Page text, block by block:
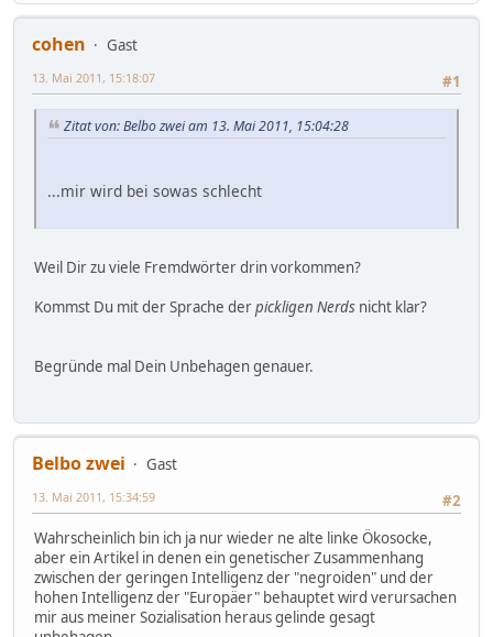
cohen
Gast
#1
13. Mai 2011, 15:18:07
Zitat von: Belbo zwei am 13. Mai 2011, 15:04:28
...mir wird bei sowas schlecht
Weil Dir zu viele Fremdwörter drin vorkommen?
Kommst Du mit der Sprache derpickligen Nerds nicht klar?
Begründe mal Dein Unbehagen genauer.
Belbo zwei
Gast
#2
13. Mai 2011, 15:34:59
Wahrscheinlich bin ich ja nur wieder ne alte linke Ökosocke,
aber ein Artikel in denen ein genetischer Zusammenhang
zwischen der geringen Intelligenz der "negroiden" und der
hohen Intelligenz der "Europäer" behauptet wird verursachen
mir aus meiner Sozialisation heraus gelinde gesagt